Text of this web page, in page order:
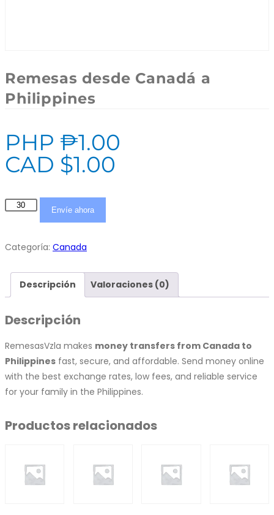
Remesas desde Canadá a
Philippines
PHP ₱1.00
CAD $1.00
Remesas
a
cantidad
Envíe ahora
Categoría: Canada
Descripción Valoraciones (0)
Descripción
RemesasVzla makes money transfers from Canada to
Philippines fast, secure, and affordable. Send money online
with the best exchange rates, low fees, and reliable service
for your family in the Philippines.
Productos relacionados